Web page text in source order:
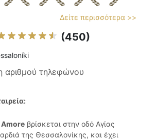
Δείτε περισσότερα >>
(450)
αριθμού τηλεφώνου
βρίσκεται στην οδό Αγίας
της Θεσσαλονίκης, και έχει